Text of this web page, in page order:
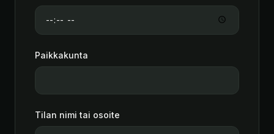
Paikkakunta
Tilan nimi tai osoite